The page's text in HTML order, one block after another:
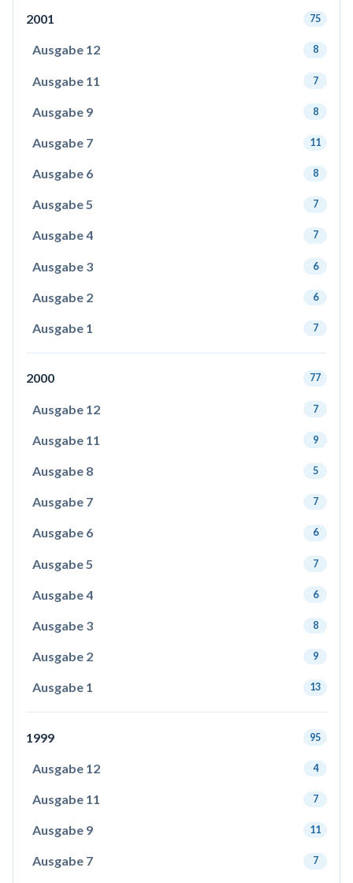
2001 75
Ausgabe 12 8
Ausgabe 11 7
Ausgabe 9 8
Ausgabe 7 11
Ausgabe 6 8
Ausgabe 5 7
Ausgabe 4 7
Ausgabe 3 6
Ausgabe 2 6
Ausgabe 1 7
2000 77
Ausgabe 12 7
Ausgabe 11 9
Ausgabe 8 5
Ausgabe 7 7
Ausgabe 6 6
Ausgabe 5 7
Ausgabe 4 6
Ausgabe 3 8
Ausgabe 2 9
Ausgabe 1 13
1999 95
Ausgabe 12 4
Ausgabe 11 7
Ausgabe 9 11
Ausgabe 7 7